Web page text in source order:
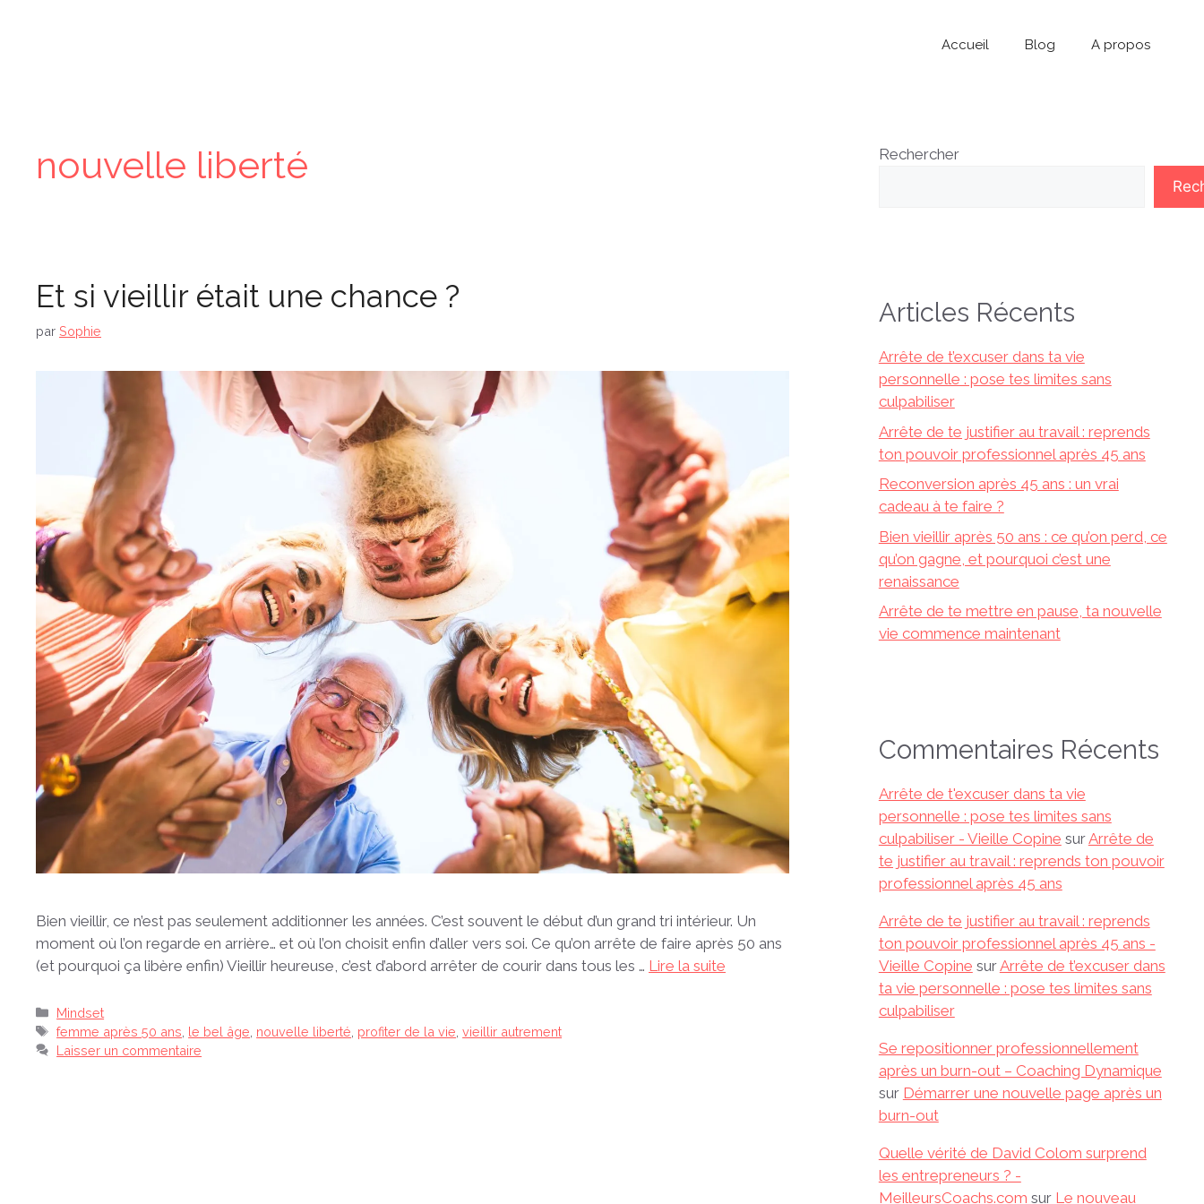
Accueil Blog A propos
nouvelle liberté
Et si vieillir était une chance ?
par Sophie
Bien vieillir, ce n’est pas seulement additionner les années. C’est souvent le début d’un grand tri intérieur. Un
moment où l’on regarde en arrière… et où l’on choisit enfin d’aller vers soi. Ce qu’on arrête de faire après 50 ans
(et pourquoi ça libère enfin) Vieillir heureuse, c’est d’abord arrêter de courir dans tous les … Lire la suite
Catégories
Mindset
Étiquettes
femme après 50 ans le bel âge nouvelle liberté profiter de la vie ,vieillir autrement
Laisser un commentaire
Rechercher
Articles Récents
Arrête de t’excuser dans ta vie
personnelle : pose tes limites sans
culpabiliser
Arrête de te justifier au travail : reprends
ton pouvoir professionnel après 45 ans
Reconversion après 45 ans : un vrai
cadeau à te faire ?
Bien vieillir après 50 ans : ce qu’on perd, ce
qu’on gagne, et pourquoi c’est une
renaissance
Arrête de te mettre en pause, ta nouvelle
vie commence maintenant
Commentaires Récents
Arrête de t'excuser dans ta vie
personnelle : pose tes limites sans
culpabiliser - Vieille Copine surArrête de
te justifier au travail : reprends ton pouvoir
professionnel après 45 ans
Arrête de te justifier au travail : reprends
ton pouvoir professionnel après 45 ans -
Vieille Copine surArrête de t’excuser dans
ta vie personnelle : pose tes limites sans
culpabiliser
Se repositionner professionnellement
après un burn-out – Coaching Dynamique
sur Démarrer une nouvelle page après un
burn-out
Quelle vérité de David Colom surprend
les entrepreneurs ? -
MeilleursCoachs.com sur Le nouveau